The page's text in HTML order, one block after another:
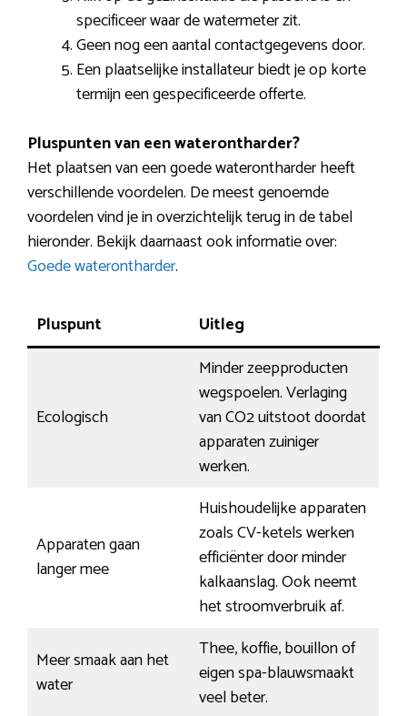
specificeer waar de watermeter zit.
Geen nog een aantal contactgegevens door.
Een plaatselijke installateur biedt je op korte
termijn een gespecificeerde offerte.
Pluspunten van een waterontharder?
Het plaatsen van een goede waterontharder heeft
verschillende voordelen. De meest genoemde
voordelen vind je in overzichtelijk terug in de tabel
hieronder. Bekijk daarnaast ook informatie over:
Goede waterontharder.
Pluspunt Uitleg
Ecologisch
Minder zeepproducten
wegspoelen. Verlaging
van CO2 uitstoot doordat
apparaten zuiniger
werken.
Apparaten gaan
langer mee
Huishoudelijke apparaten
zoals CV-ketels werken
efficiënter door minder
kalkaanslag. Ook neemt
het stroomverbruik af.
Meer smaak aan het
water
Thee, koffie, bouillon of
eigen spa-blauwsmaakt
veel beter.